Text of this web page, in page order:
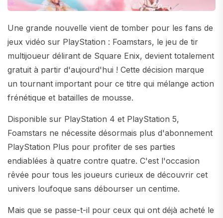
Une grande nouvelle vient de tomber pour les fans de
jeux vidéo sur PlayStation : Foamstars, le jeu de tir
multijoueur délirant de Square Enix, devient totalement
gratuit à partir d'aujourd'hui ! Cette décision marque
un tournant important pour ce titre qui mélange action
frénétique et batailles de mousse.
Disponible sur PlayStation 4 et PlayStation 5,
Foamstars ne nécessite désormais plus d'abonnement
PlayStation Plus pour profiter de ses parties
endiablées à quatre contre quatre. C'est l'occasion
rêvée pour tous les joueurs curieux de découvrir cet
univers loufoque sans débourser un centime.
Mais que se passe-t-il pour ceux qui ont déjà acheté le